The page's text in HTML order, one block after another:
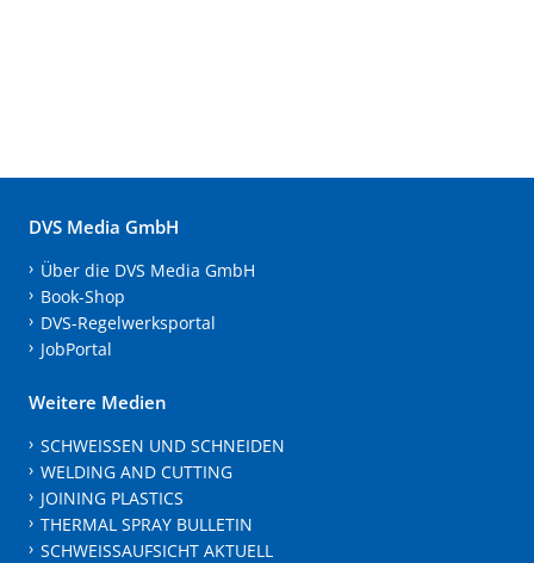
DVS Media GmbH
Über die DVS Media GmbH
Book-Shop
DVS-Regelwerksportal
JobPortal
Weitere Medien
SCHWEISSEN UND SCHNEIDEN
WELDING AND CUTTING
JOINING PLASTICS
THERMAL SPRAY BULLETIN
SCHWEISSAUFSICHT AKTUELL